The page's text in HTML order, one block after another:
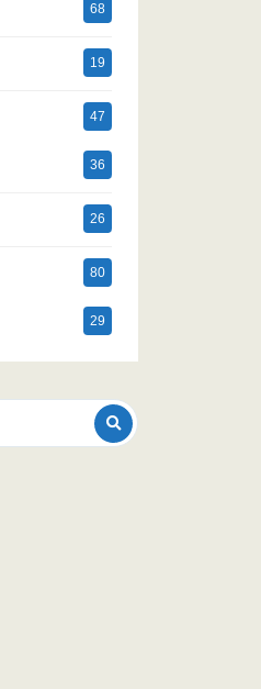
68
19
47
36
26
80
29